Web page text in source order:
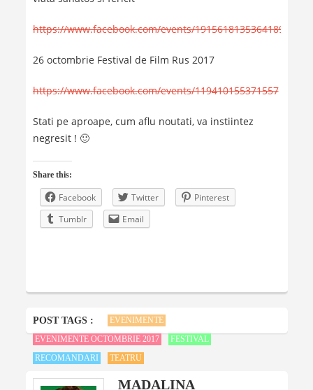
https://www.facebook.com/events/1915618135364189
26 octombrie Festival de Film Rus 2017
https://www.facebook.com/events/119410155371557
Stati pe aproape, cum aflu noutati, va instiintez
negresit ! 🙂
Share this:
Facebook Twitter
Pinterest
Tumblr
Email
POST TAGS :
EVENIMENTE
EVENIMENTE OCTOMBRIE 2017
FESTIVAL
RECOMANDARI
TEATRU
MADALINA